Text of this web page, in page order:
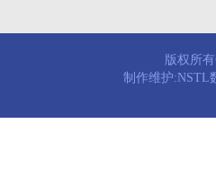
版权所
制作维护:NSTL